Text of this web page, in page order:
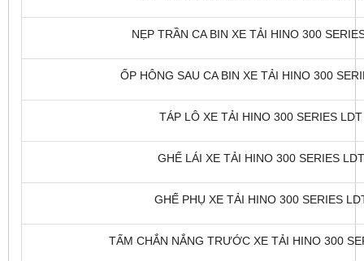
NẸP TRẦN CA BIN XE TẢI HINO 300
ỐP HÔNG SAU CA BIN XE TẢI HINO 300
TÁP LÔ XE TẢI HINO 300 SERIES
GHẾ LÁI XE TẢI HINO 300 SERIES
GHẾ PHỤ XE TẢI HINO 300 SERIES
TẤM CHẮN NẮNG TRƯỚC XE TẢI HINO 300